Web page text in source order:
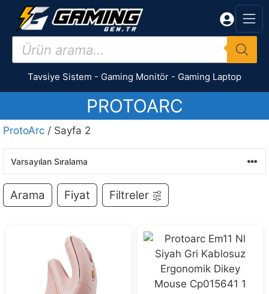
İçeriğe
Products
search
Tavsiye Sistem - Gaming Monitör - Gaming Laptop
PROTOARC
ProtoArc / Sayfa 2
Arama Fiyat Filtreler